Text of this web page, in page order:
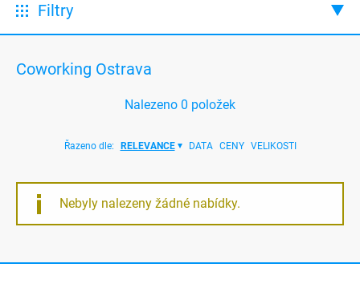
Filtry
Coworking Ostrava
Nalezeno 0 položek
Řazeno dle: RELEVANCE DATA CENY VELIKOSTI
Nebyly nalezeny žádné nabídky.